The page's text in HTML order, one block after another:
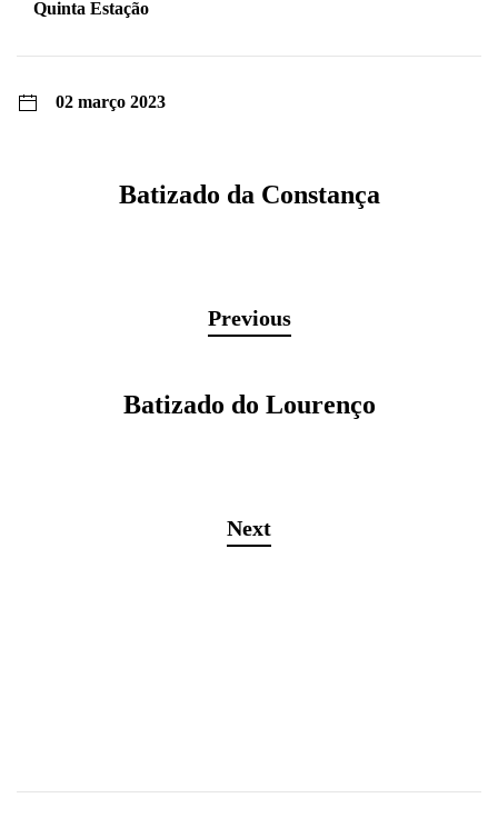
Quinta Estação
02 março 2023
Batizado da Constança
Previous
Batizado do Lourenço
Next